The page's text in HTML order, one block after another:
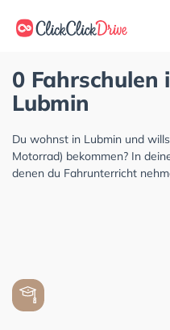
0 Fahrschulen
Lubmin
Du wohnst in Lubmin und
Motorrad) bekommen? In
denen du Fahrunterricht